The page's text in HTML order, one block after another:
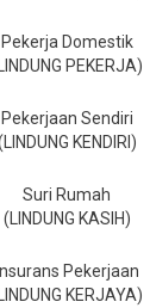
Pekerja Domestik
PEKERJA)
Pekerjaan Sendiri
KENDIRI)
Suri Rumah
(LINDUNG KASIH)
Insurans Pekerjaan
KERJAYA)